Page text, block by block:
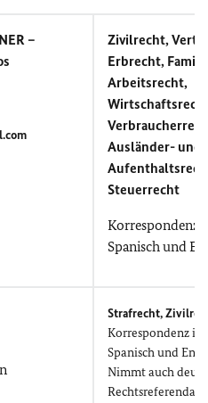
–
Zivilrecht,
Erbrecht,
Arbeitsrecht,
Ausländer- und
Steuerrecht
Korrespondenz
Spanisch und
Strafrecht,
Korrespondenz in
Spanisch und
Nimmt auch